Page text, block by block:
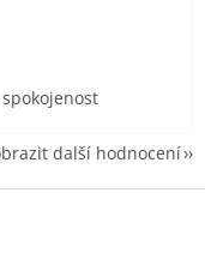
5 hvězdiček.
další hodnocení